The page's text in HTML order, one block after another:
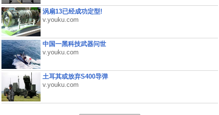
涡扇13已经成功定型!
v.youku.com
中国一黑科技武器问世
v.youku.com
土耳其或放弃S400导弹
v.youku.com